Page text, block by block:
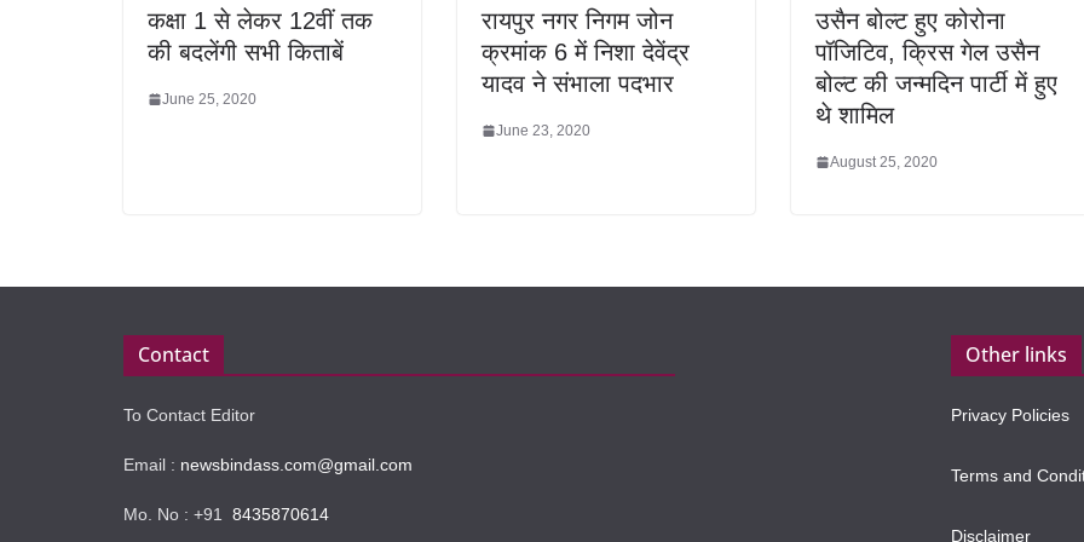
कक्षा 1 से लेकर 12वीं तक
की बदलेंगी सभी किताबें
June 25, 2020
रायपुर नगर निगम जोन
क्रमांक 6 में निशा देवेंद्र
यादव ने संभाला पदभार
June 23, 2020
उसैन बोल्ट हुए कोरोना
पॉजिटिव, क्रिस गेल उसैन
बोल्ट की जन्मदिन पार्टी में हुए
थे शामिल
August 25, 2020
Contact
To Contact Editor
Email : newsbindass.com@gmail.com
Mo. No : +91 8435870614
Other links
Privacy Policies
Terms and
Disclaimer